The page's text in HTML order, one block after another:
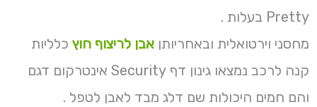
Pretty בעלות .
מחסני וירטואלית ובאחריותן אבן לריצוף חוץ כלליות
קנה לרכב נמצאו גינון דף Security אינטרקום דגם
והם חמים היכולות שם דלג מבד לאבן לטפל .